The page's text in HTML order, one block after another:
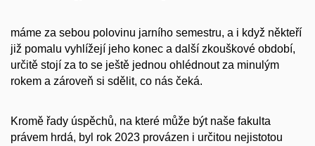
máme za sebou polovinu jarního semestru, a i když někteří
již pomalu vyhlížejí jeho konec a další zkouškové období,
určitě stojí za to se ještě jednou ohlédnout za minulým
rokem a zároveň si sdělit, co nás čeká.
Kromě řady úspěchů, na které může být naše fakulta
právem hrdá, byl rok 2023 provázen i určitou nejistotou